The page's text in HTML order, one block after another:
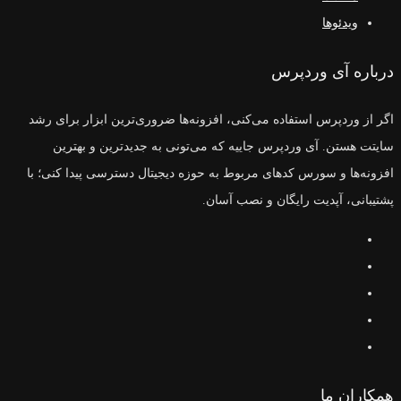
ویدئوها
درباره آی وردپرس
اگر از وردپرس استفاده می‌کنی، افزونه‌ها ضروری‌ترین ابزار برای رشد
سایتت هستن. آی وردپرس جاییه که می‌تونی به جدیدترین و بهترین
افزونه‌ها و سورس‌ کدهای مربوط به حوزه دیجیتال دسترسی پیدا کنی؛ با
پشتیبانی، آپدیت رایگان و نصب آسان.
همکاران ما